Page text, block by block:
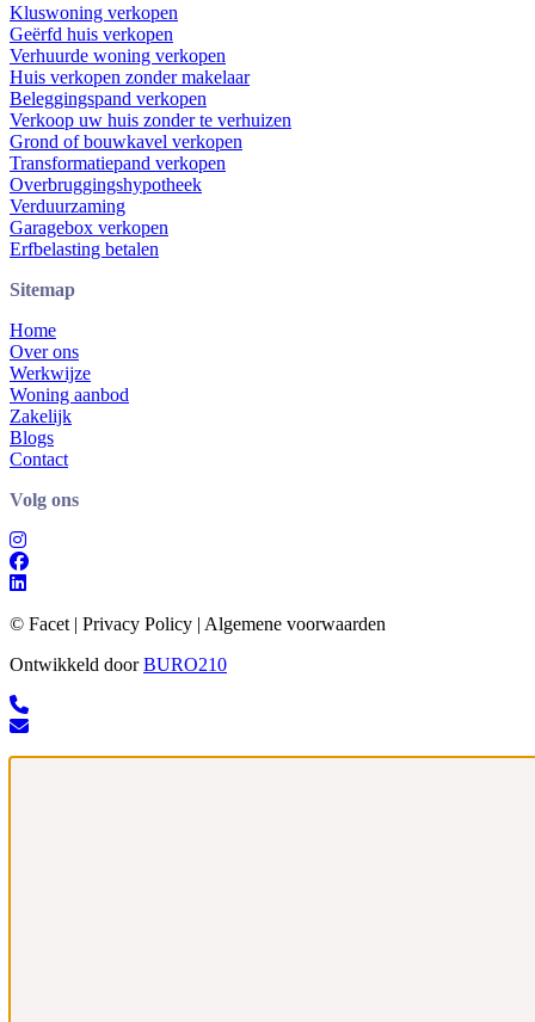
Kluswoning verkopen
Geërfd huis verkopen
Verhuurde woning verkopen
Huis verkopen zonder makelaar
Beleggingspand verkopen
Verkoop uw huis zonder te verhuizen
Grond of bouwkavel verkopen
Transformatiepand verkopen
Overbruggingshypotheek
Verduurzaming
Garagebox verkopen
Erfbelasting betalen
Sitemap
Home
Over ons
Werkwijze
Woning aanbod
Zakelijk
Blogs
Contact
Volg ons
© Facet | Privacy Policy | Algemene voorwaarden
Ontwikkeld doorBURO210